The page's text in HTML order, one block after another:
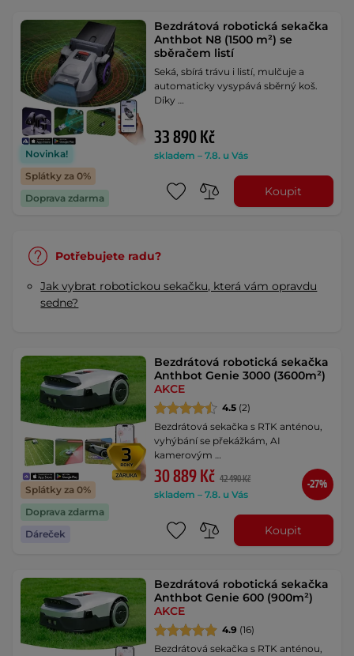
Novinka!
Splátky za 0%
Doprava zdarma
Bezdrátová robotická sekačka
Anthbot N8 (1500 m²) se
sběračem listí
Seká, sbírá trávu i listí, mulčuje a
automaticky vysypává sběrný koš.
Díky …
33 890 Kč
skladem – 7.8. u Vás
Koupit
Potřebujete radu?
Jak vybrat robotickou sekačku, která vám opravdu
sedne?
Splátky za 0%
Doprava zdarma
Dáreček
Bezdrátová robotická sekačka
Anthbot Genie 3000 (3600m²)
AKCE
4.5 (2)
Bezdrátová sekačka s RTK anténou,
vyhýbání se překážkám, AI
kamerovým …
30 889 Kč 42 490 Kč
skladem – 7.8. u Vás
-27%
Koupit
Bezdrátová robotická sekačka
Anthbot Genie 600 (900m²)
AKCE
4.9 (16)
Bezdrátová sekačka s RTK anténou,